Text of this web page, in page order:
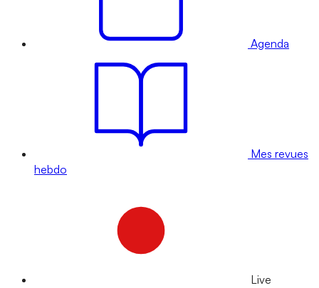
Agenda
Mes revues
hebdo
Live